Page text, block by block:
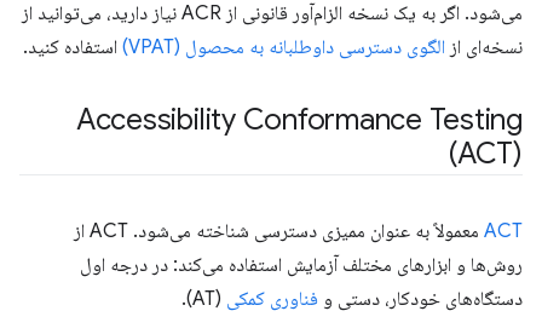
می‌شود. اگر به یک نسخه الزام‌آور قانونی از ACR نیاز دارید، می‌توانید از
نسخه‌ای از الگوی دسترسی داوطلبانه به محصول (VPAT) استفاده کنید.
Accessibility Conformance Testing
(ACT)
ACT
معمولاً به عنوان ممیزی دسترسی شناخته می‌شود. ACT از
روش‌ها و ابزارهای مختلف آزمایش استفاده می‌کند: در درجه اول
دستگاه‌های خودکار، دستی و فناوری کمکی (AT).